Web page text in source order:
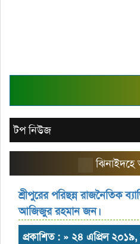
টপ নিউজ
ঝিনাইদহে অবৈধ
শ্রীপুরের পরিছন্ন রাজনৈতিক
আজিজুর রহমান জন।
প্রকাশিত : » ২৪ এপ্রিল